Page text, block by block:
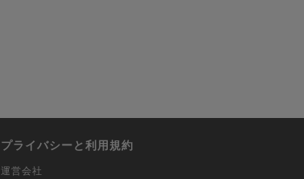
プライバシーと利用規約
運営会社